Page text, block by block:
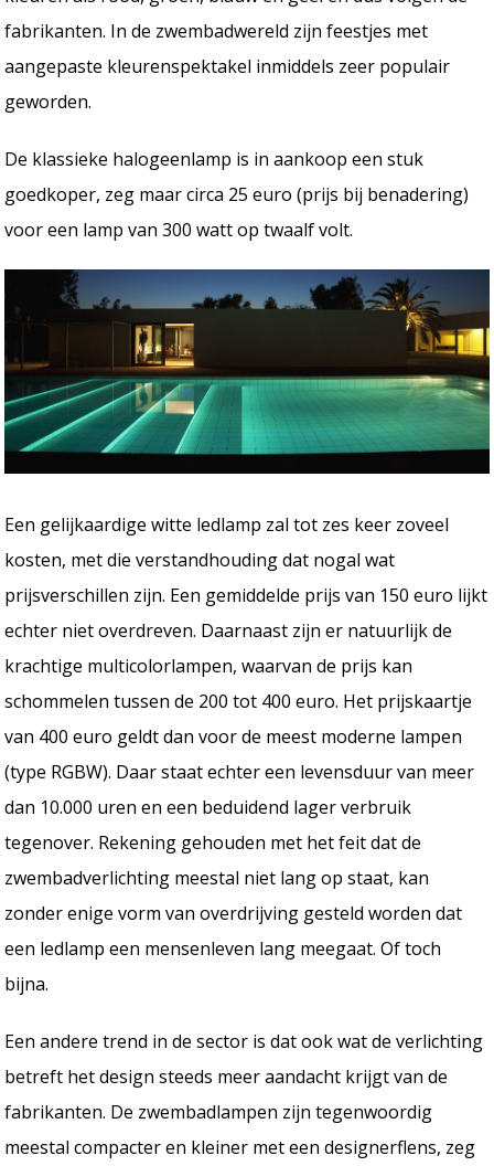
fabrikanten. In de zwembadwereld zijn feestjes met
aangepaste kleurenspektakel inmiddels zeer populair
geworden.
De klassieke halogeenlamp is in aankoop een stuk
goedkoper, zeg maar circa 25 euro (prijs bij benadering)
voor een lamp van 300 watt op twaalf volt.
Een gelijkaardige witte ledlamp zal tot zes keer zoveel
kosten, met die verstandhouding dat nogal wat
prijsverschillen zijn. Een gemiddelde prijs van 150 euro lijkt
echter niet overdreven. Daarnaast zijn er natuurlijk de
krachtige multicolorlampen, waarvan de prijs kan
schommelen tussen de 200 tot 400 euro. Het prijskaartje
van 400 euro geldt dan voor de meest moderne lampen
(type RGBW). Daar staat echter een levensduur van meer
dan 10.000 uren en een beduidend lager verbruik
tegenover. Rekening gehouden met het feit dat de
zwembadverlichting meestal niet lang op staat, kan
zonder enige vorm van overdrijving gesteld worden dat
een ledlamp een mensenleven lang meegaat. Of toch
bijna.
Een andere trend in de sector is dat ook wat de verlichting
betreft het design steeds meer aandacht krijgt van de
fabrikanten. De zwembadlampen zijn tegenwoordig
meestal compacter en kleiner met een designerflens, zeg